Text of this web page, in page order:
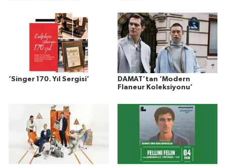
‘Singer 170. Yıl Sergisi’
DAMAT’tan ‘Modern
Flaneur Koleksiyonu’